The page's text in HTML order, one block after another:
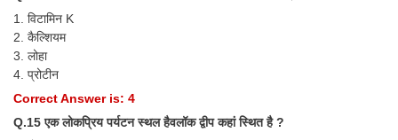
1. विटामिन K
2. कैल्शियम
3. लोहा
4. प्रोटीन
Correct Answer is: 4
Q.15 एक लोकप्रिय पर्यटन स्थल हैवलॉक द्वीप कहां स्थित है ?